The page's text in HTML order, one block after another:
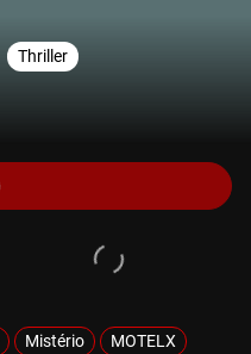
Thriller
Mistério MOTELX